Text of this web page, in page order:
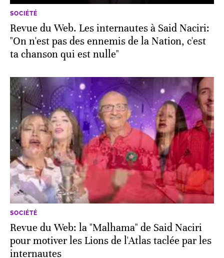
SOCIÉTÉ
Revue du Web. Les internautes à Said Naciri:
"On n'est pas des ennemis de la Nation, c'est
ta chanson qui est nulle"
SOCIÉTÉ
Revue du Web: la "Malhama" de Said Naciri
pour motiver les Lions de l'Atlas taclée par les
internautes